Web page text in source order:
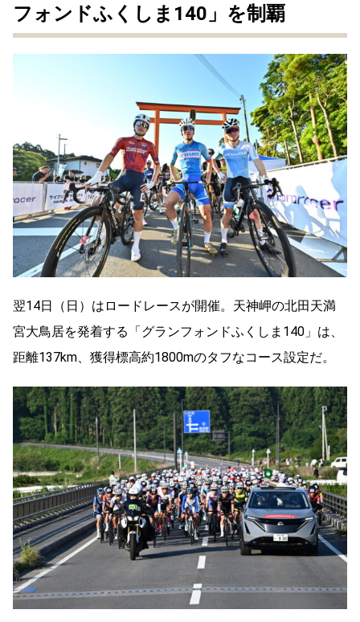
フォンドふくしま140」を制覇
翌14日（日）はロードレースが開催。天神岬の北田天満
宮大鳥居を発着する「グランフォンドふくしま140」は、
距離137km、獲得標高約1800mのタフなコース設定だ。